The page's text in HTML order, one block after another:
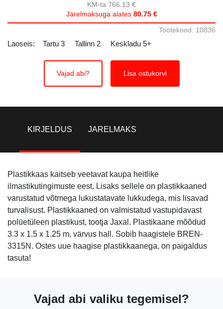
KM-ta 766.13 €
Järelmaksuga alates 80.75 €
Tootekood: 10836
Laoseis: Tartu 3 Tallinn 2 Keskladu 5+
Vajad abi? Lisa ostukorvi
KIRJELDUS JARELMAKS
Plastikkaas kaitseb veetavat kaupa heitlike
ilmastikutingimuste eest. Lisaks sellele on plastikkaaned
varustatud võtmega lukustatavate lukkudega, mis lisavad
turvalisust. Plastikkaaned on valmistatud vastupidavast
polüetüleen plastikust, tootja Jaxal. Plastikaane mõõdud
3.3 x 1.5 x 1.25 m, värvus hall. Sobib haagistele BREN-
3315N. Ostes uue haagise plastikkaanega, on paigaldus
tasuta!
Vajad abi valiku tegemisel?